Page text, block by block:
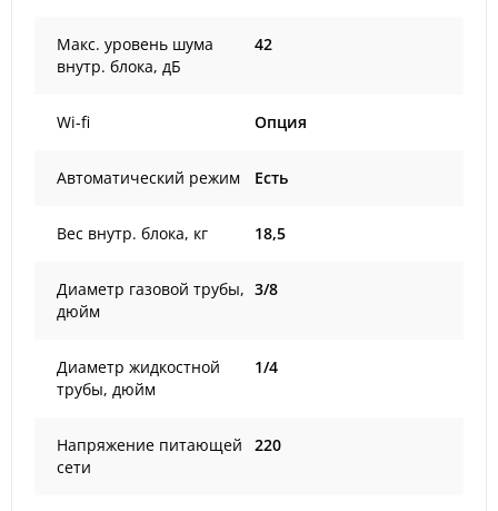
Макс. уровень шума
внутр. блока, дБ
42
Wi-fi Опция
Автоматический режим Есть
Вес внутр. блока, кг 18,5
Диаметр газовой трубы,
дюйм
3/8
Диаметр жидкостной
трубы, дюйм
1/4
Напряжение питающей
сети
220